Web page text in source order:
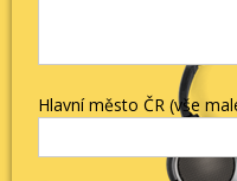
Hlavní město ČR (vše